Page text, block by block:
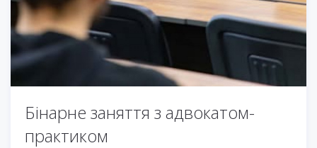
Бінарне заняття з адвокатом-
практиком